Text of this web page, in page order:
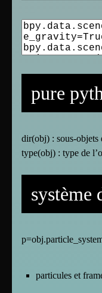
pure
dir(obj) : sous-objets
type(obj) : type de
système
particules et